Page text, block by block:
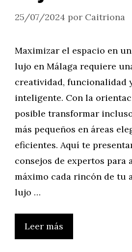
25/07/2024 por Caitriona
Maximizar el espacio en
lujo en Málaga requiere
creatividad, funcionalidad
inteligente. Con la
posible transformar
más pequeños en áreas
eficientes. Aquí te
consejos de expertos para
máximo cada rincón de tu
lujo …
Leer más